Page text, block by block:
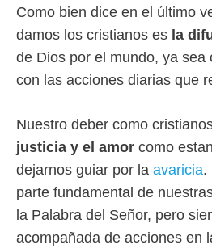
Como bien dice en el último
damos los cristianos es la
de Dios por el mundo, ya sea
con las acciones diarias que
Nuestro deber como
justicia y el amor como
dejarnos guiar por la avaricia.
parte fundamental de
la Palabra del Señor, pero
acompañada de acciones en